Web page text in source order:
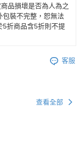
品損壞是否為人為之
裝不完整，恕無法
折商品含5折則不提
客服
查看全部